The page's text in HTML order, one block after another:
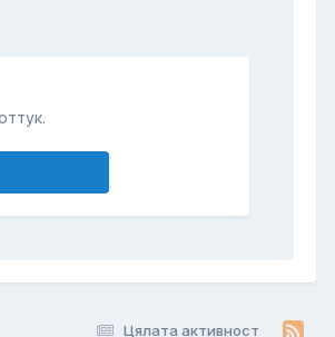
Цялата активност